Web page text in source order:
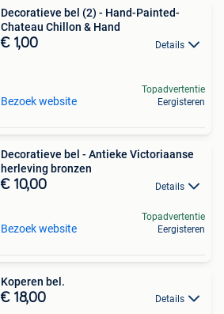
Decoratieve bel (2) - Hand-Painted-
Chateau Chillon & Hand
€ 1,00 Details
Bezoek website
Topadvertentie
Eergisteren
Decoratieve bel - Antieke Victoriaanse
herleving bronzen
€ 10,00 Details
Bezoek website
Topadvertentie
Eergisteren
Koperen bel.
€ 18,00 Details